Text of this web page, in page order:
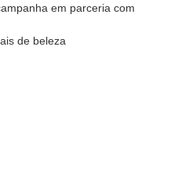
em parceria com
de beleza